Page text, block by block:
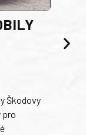
Škodovy
pro